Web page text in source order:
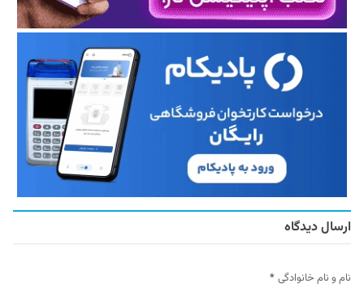
ارسال دیدگاه
نام و نام خانوادگی *